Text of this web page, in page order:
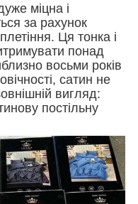
міцна і
за рахунок
Ця тонка і
понад
восьми років
сатин не
вигляд:
постільну